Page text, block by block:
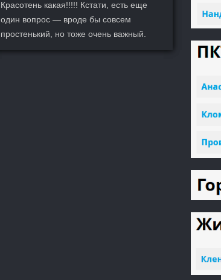
Красотень какая!!!!! Кстати, есть еще
один вопрос — вроде бы совсем
простенький, но тоже очень важный.